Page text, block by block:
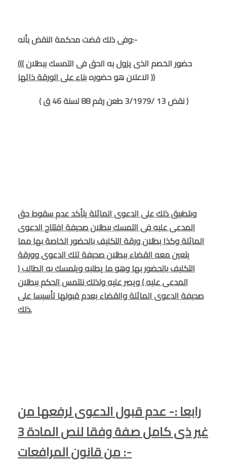
وفى ذلك قضت محكمة النقض بأنه:-
((( حضور الخصم الذى يزول به الحق فى التمسك ببطلان
الاعلان هو حضورهبناء على الورقة ذاتها
))
( نقض 13 /3/1979 طعن رقم 88 لسنة 46 ق )
وبتطبيق ذلك على الدعوى الماثلة يتأكد عدم سقوط حق
المدعى عليه فى التمسك ببطلان صحيفة افتتاح الدعوى
الماثلة وكذا بطلان ورقة التكليف بالحضور الخاصة بها مما
يتعين معه القضاء ببطلان صحيفة تلك الدعوى وورقة
التكليف بالحضور بها وهو ما يطلبه ويتمسك به الطالب (
المدعى عليه ) ويصر عليه ولذلك نلتمس الحكم ببطلان
صحيفة الدعوى الماثلة والقضاء بعدم قبولها تأسيسا على
ذلك.
رابعا :- عدم قبول الدعوى لرفعها من
غير ذى كامل صفة وفقا لنص المادة 3
من قانون المرافعات :-